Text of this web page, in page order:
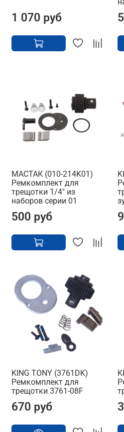
1 070 руб
МАСТАК (010-214K01)
Ремкомплект для
трещотки 1/4" из
наборов серии 01
500 руб
KING TONY (3761DK)
Ремкомплект для
трещотки 3761-08F
670 руб